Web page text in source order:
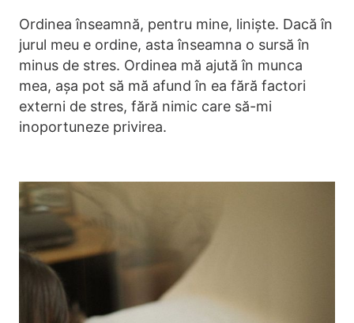
Ordinea înseamnă, pentru mine, liniște. Dacă în
jurul meu e ordine, asta înseamna o sursă în
minus de stres. Ordinea mă ajută în munca
mea, așa pot să mă afund în ea fără factori
externi de stres, fără nimic care să-mi
inoportuneze privirea.